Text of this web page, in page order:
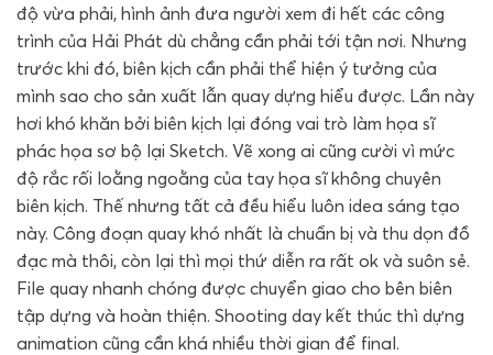
độ vừa phải, hình ảnh đưa người xem đi hết các công
trình của Hải Phát dù chẳng cần phải tới tận nơi. Nhưng
trước khi đó, biên kịch cần phải thể hiện ý tưởng của
mình sao cho sản xuất lẫn quay dựng hiểu được. Lần này
hơi khó khăn bởi biên kịch lại đóng vai trò làm họa sĩ
phác họa sơ bộ lại Sketch. Vẽ xong ai cũng cười vì mức
độ rắc rối loằng ngoằng của tay họa sĩ không chuyên
biên kịch. Thế nhưng tất cả đều hiểu luôn idea sáng tạo
này. Công đoạn quay khó nhất là chuẩn bị và thu dọn đồ
đạc mà thôi, còn lại thì mọi thứ diễn ra rất ok và suôn sẻ.
File quay nhanh chóng được chuyển giao cho bên biên
tập dựng và hoàn thiện. Shooting day kết thúc thì dựng
animation cũng cần khá nhiều thời gian để final.